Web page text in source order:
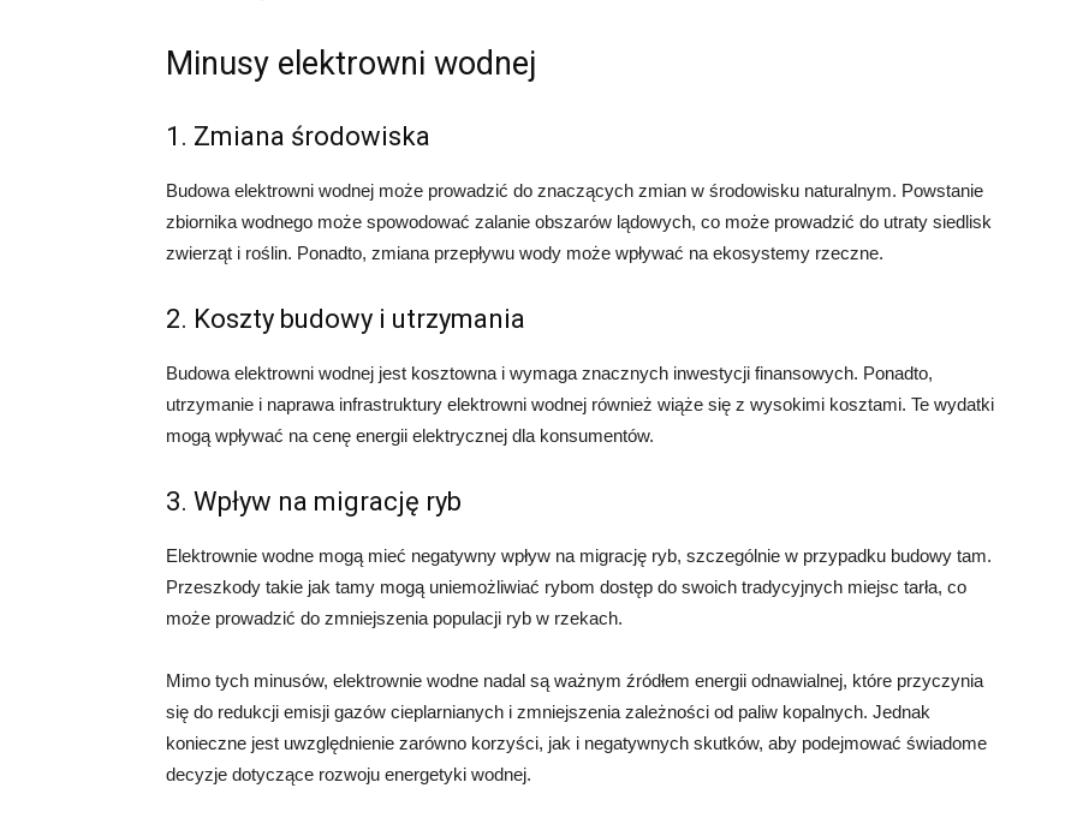
Minusy elektrowni wodnej
1. Zmiana środowiska
Budowa elektrowni wodnej może prowadzić do znaczących zmian w środowisku naturalnym. Powstanie
zbiornika wodnego może spowodować zalanie obszarów lądowych, co może prowadzić do utraty siedlisk
zwierząt i roślin. Ponadto, zmiana przepływu wody może wpływać na ekosystemy rzeczne.
2. Koszty budowy i utrzymania
Budowa elektrowni wodnej jest kosztowna i wymaga znacznych inwestycji finansowych. Ponadto,
utrzymanie i naprawa infrastruktury elektrowni wodnej również wiąże się z wysokimi kosztami. Te wydatki
mogą wpływać na cenę energii elektrycznej dla konsumentów.
3. Wpływ na migrację ryb
Elektrownie wodne mogą mieć negatywny wpływ na migrację ryb, szczególnie w przypadku budowy tam.
Przeszkody takie jak tamy mogą uniemożliwiać rybom dostęp do swoich tradycyjnych miejsc tarła, co
może prowadzić do zmniejszenia populacji ryb w rzekach.
Mimo tych minusów, elektrownie wodne nadal są ważnym źródłem energii odnawialnej, które przyczynia
się do redukcji emisji gazów cieplarnianych i zmniejszenia zależności od paliw kopalnych. Jednak
konieczne jest uwzględnienie zarówno korzyści, jak i negatywnych skutków, aby podejmować świadome
decyzje dotyczące rozwoju energetyki wodnej.